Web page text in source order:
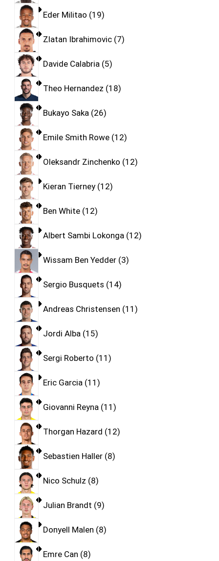
Eder Militao 19
Zlatan Ibrahimovic 7
Davide Calabria 5
Theo Hernandez 18
Bukayo Saka 26
Emile Smith Rowe 12
Oleksandr Zinchenko 12
Kieran Tierney 12
Ben White 12
Albert Sambi Lokonga 12
Wissam Ben Yedder 3
Sergio Busquets 14
Andreas Christensen 11
Jordi Alba 15
Sergi Roberto 11
Eric Garcia 11
Giovanni Reyna 11
Thorgan Hazard 12
Sebastien Haller 8
Nico Schulz 8
Julian Brandt 9
Donyell Malen 8
Emre Can 8